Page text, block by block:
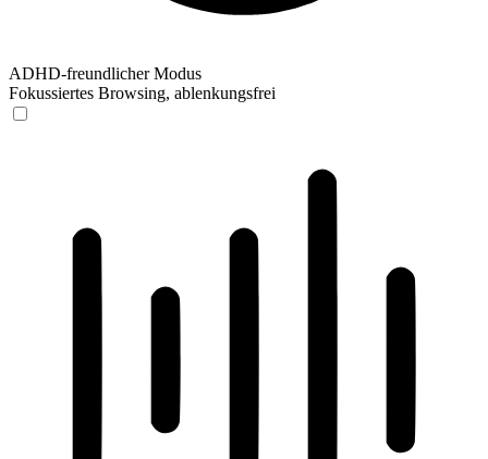
ADHD-freundlicher Modus
Fokussiertes Browsing, ablenkungsfrei